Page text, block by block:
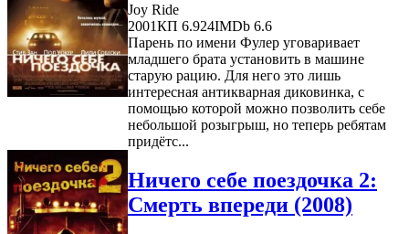
Joy Ride
2001КП 6.924IMDb 6.6
Парень по имени Фулер уговаривает
младшего брата установить в машине
старую рацию. Для него это лишь
интересная антикварная диковинка, с
помощью которой можно позволить себе
небольшой розыгрыш, но теперь ребятам
придётс...
Ничего себе поездочка 2:
Смерть впереди (2008)